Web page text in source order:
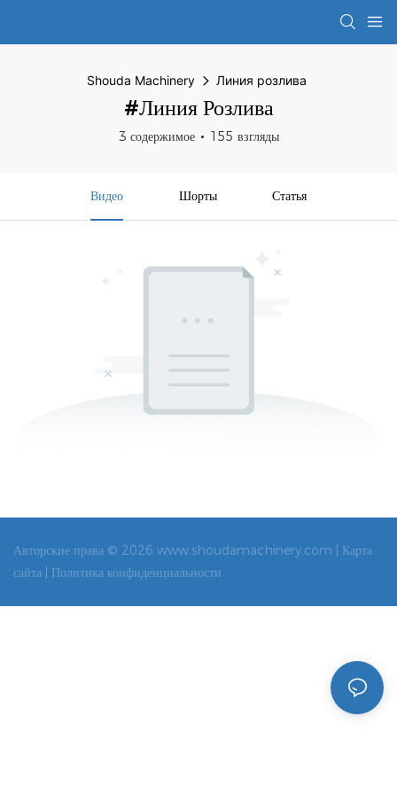
Shouda Machinery Линия розлива
#Линия Розлива
3 содержимое 155 взгляды
Видео Шорты Статья
Авторские права © 2026 www.shoudamachinery.com | Карта
сайта |
Политика конфиденциальности